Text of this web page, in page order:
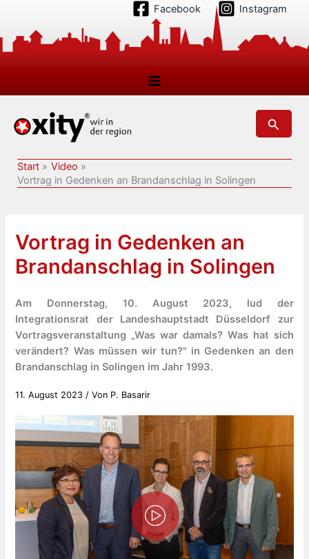
springen
Facebook Instagram
Suchen
Start
Video
Vortrag in Gedenken an Brandanschlag in Solingen
Vortrag in Gedenken an
Brandanschlag in Solingen
Am Donnerstag, 10. August 2023, lud der
Integrationsrat der Landeshauptstadt Düsseldorf zur
Vortragsveranstaltung „Was war damals? Was hat sich
verändert? Was müssen wir tun?" in Gedenken an den
Brandanschlag in Solingen im Jahr 1993.
11. August 2023 / Von P. Basarir